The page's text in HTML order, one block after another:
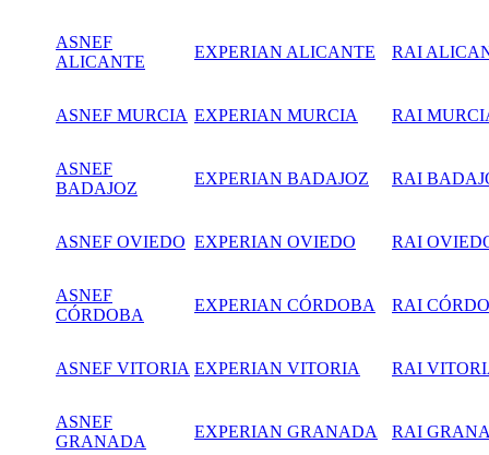
ASNEF
ALICANTE
EXPERIAN ALICANTE RAI
ASNEF MURCIA EXPERIAN MURCIA RAI
ASNEF
BADAJOZ
EXPERIAN BADAJOZ RAI
ASNEF OVIEDO EXPERIAN OVIEDO RAI
ASNEF
CÓRDOBA
EXPERIAN CÓRDOBA RAI
ASNEF VITORIA EXPERIAN VITORIA RAI
ASNEF
GRANADA
EXPERIAN GRANADA RAI